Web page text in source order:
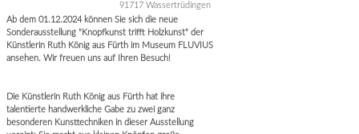
91717 Wassertrüdingen
Ab dem 01.12.2024 können Sie sich die neue
Sonderausstellung "Knopfkunst trifft Holzkunst" der
Künstlerin Ruth König aus Fürth im Museum FLUVIUS
ansehen. Wir freuen uns auf Ihren Besuch!
Die Künstlerin Ruth König aus Fürth hat ihre
talentierte handwerkliche Gabe zu zwei ganz
besonderen Kunsttechniken in dieser Ausstellung